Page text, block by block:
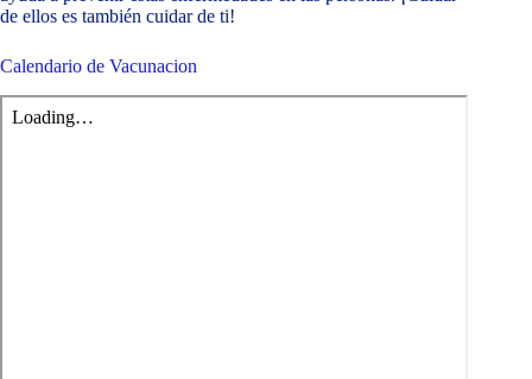
de ellos es también cuidar de ti!
Calendario de Vacunacion